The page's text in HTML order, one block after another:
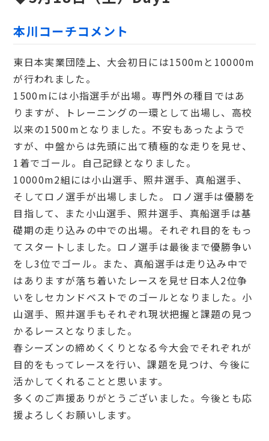
本川コーチコメント
東日本実業団陸上、大会初日には1500mと10000m
が行われました。
1500mには小指選手が出場。専門外の種目ではあ
りますが、トレーニングの一環として出場し、高校
以来の1500mとなりました。不安もあったようで
すが、中盤からは先頭に出て積極的な走りを見せ、
1着でゴール。自己記録となりました。
10000m2組には小山選手、照井選手、真船選手、
そしてロノ選手が出場しました。 ロノ選手は優勝を
目指して、また小山選手、照井選手、真船選手は基
礎期の走り込みの中での出場。それぞれ目的をもっ
てスタートしました。ロノ選手は最後まで優勝争い
をし3位でゴール。また、真船選手は走り込み中で
はありますが落ち着いたレースを見せ日本人2位争
いをしセカンドベストでのゴールとなりました。小
山選手、照井選手もそれぞれ現状把握と課題の見つ
かるレースとなりました。
春シーズンの締めくくりとなる今大会でそれぞれが
目的をもってレースを行い、課題を見つけ、今後に
活かしてくれることと思います。
多くのご声援ありがとうございました。今後とも応
援よろしくお願いします。